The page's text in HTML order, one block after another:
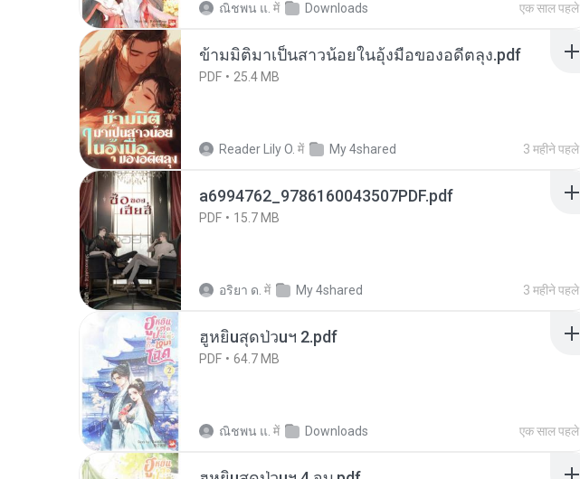
ณิชพน แ. में Downloads एक साल पहले
ข้ามมิติมาเป็นสาวน้อยในอุ้งมือของอดีตลุง.pdf
PDF 25.4 MB
Reader Lily O. में My 4shared 3 महीने पहले
a6994762_9786160043507PDF.pdf
PDF 15.7 MB
อริยา ด. में My 4shared 3 महीने पहले
ฮูหยิuสุดป่วuฯ 2.pdf
PDF 64.7 MB
ณิชพน แ. में Downloads एक साल पहले